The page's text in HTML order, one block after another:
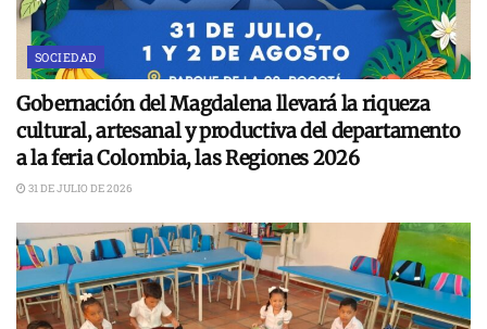
SOCIEDAD
Gobernación del Magdalena llevará la riqueza
cultural, artesanal y productiva del departamento
a la feria Colombia, las Regiones 2026
31 DE JULIO DE 2026